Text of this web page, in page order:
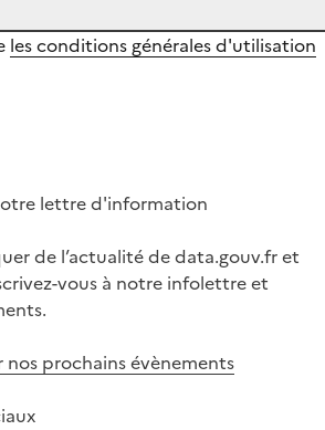
les conditions générales d'utilisation
lettre d'information
de l’actualité de data.gouv.fr et
vous à notre infolettre et
nos prochains évènements